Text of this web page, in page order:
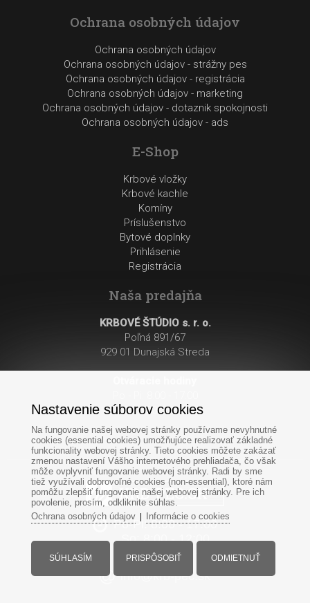
Ochrana osobných údajov
Ochrana osobných údajov
Ochrana osobných údajov - strážny pes
Ochrana osobných údajov - registrácia
Ochrana osobných údajov - marketing
Ochrana osobných údajov - dotaznik spokojnosti
Ochrana osobných údajov - ads
E-Shop
Krbové vložky
Krbové kachle
Komíny
Príslušenstvo
Bytové doplnky
Prihlásenie
Registrácia
Naša predajňa
KRBOVÉ ŠTÚDIO s. r. o.
Poľná 891/67
929 01 Dunajská Streda
So: 8:00 - 12:00
Po-Pi: 8:00 - 17:00
So: 8:00 - 12:00
+421907985 740
info@krb-pec.sk
Nastavenie súborov cookies
Na fungovanie našej webovej stránky používame nevyhnutné
cookies (essential cookies) umožňujúce realizovať základné
funkcionality webovej stránky. Tieto cookies môžete zakázať
zmenou nastavení Vášho internetového prehliadača, čo však
môže ovplyvniť fungovanie webovej stránky. Radi by sme
tiež využívali dobrovoľné cookies (non-essential), ktoré nám
pomôžu zlepšiť fungovanie našej webovej stránky. Pre ich
povolenie, prosím, odkliknite súhlas.
Ochrana osobných údajov| Informácie o cookies
SÚHLASÍM PRISPÔSOBIŤ ODMIETNUŤ